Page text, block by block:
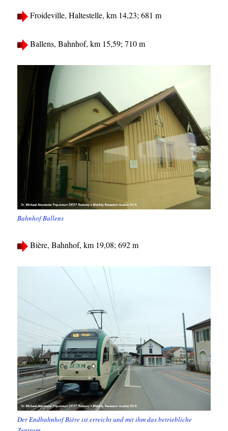
Froideville, Haltestelle, km 14,23; 681 m
Ballens, Bahnhof, km 15,59; 710 m
Bahnhof Ballens
Bière, Bahnhof, km 19,08; 692 m
Der Endbahnhof Bière ist erreicht und mit ihm das betriebliche